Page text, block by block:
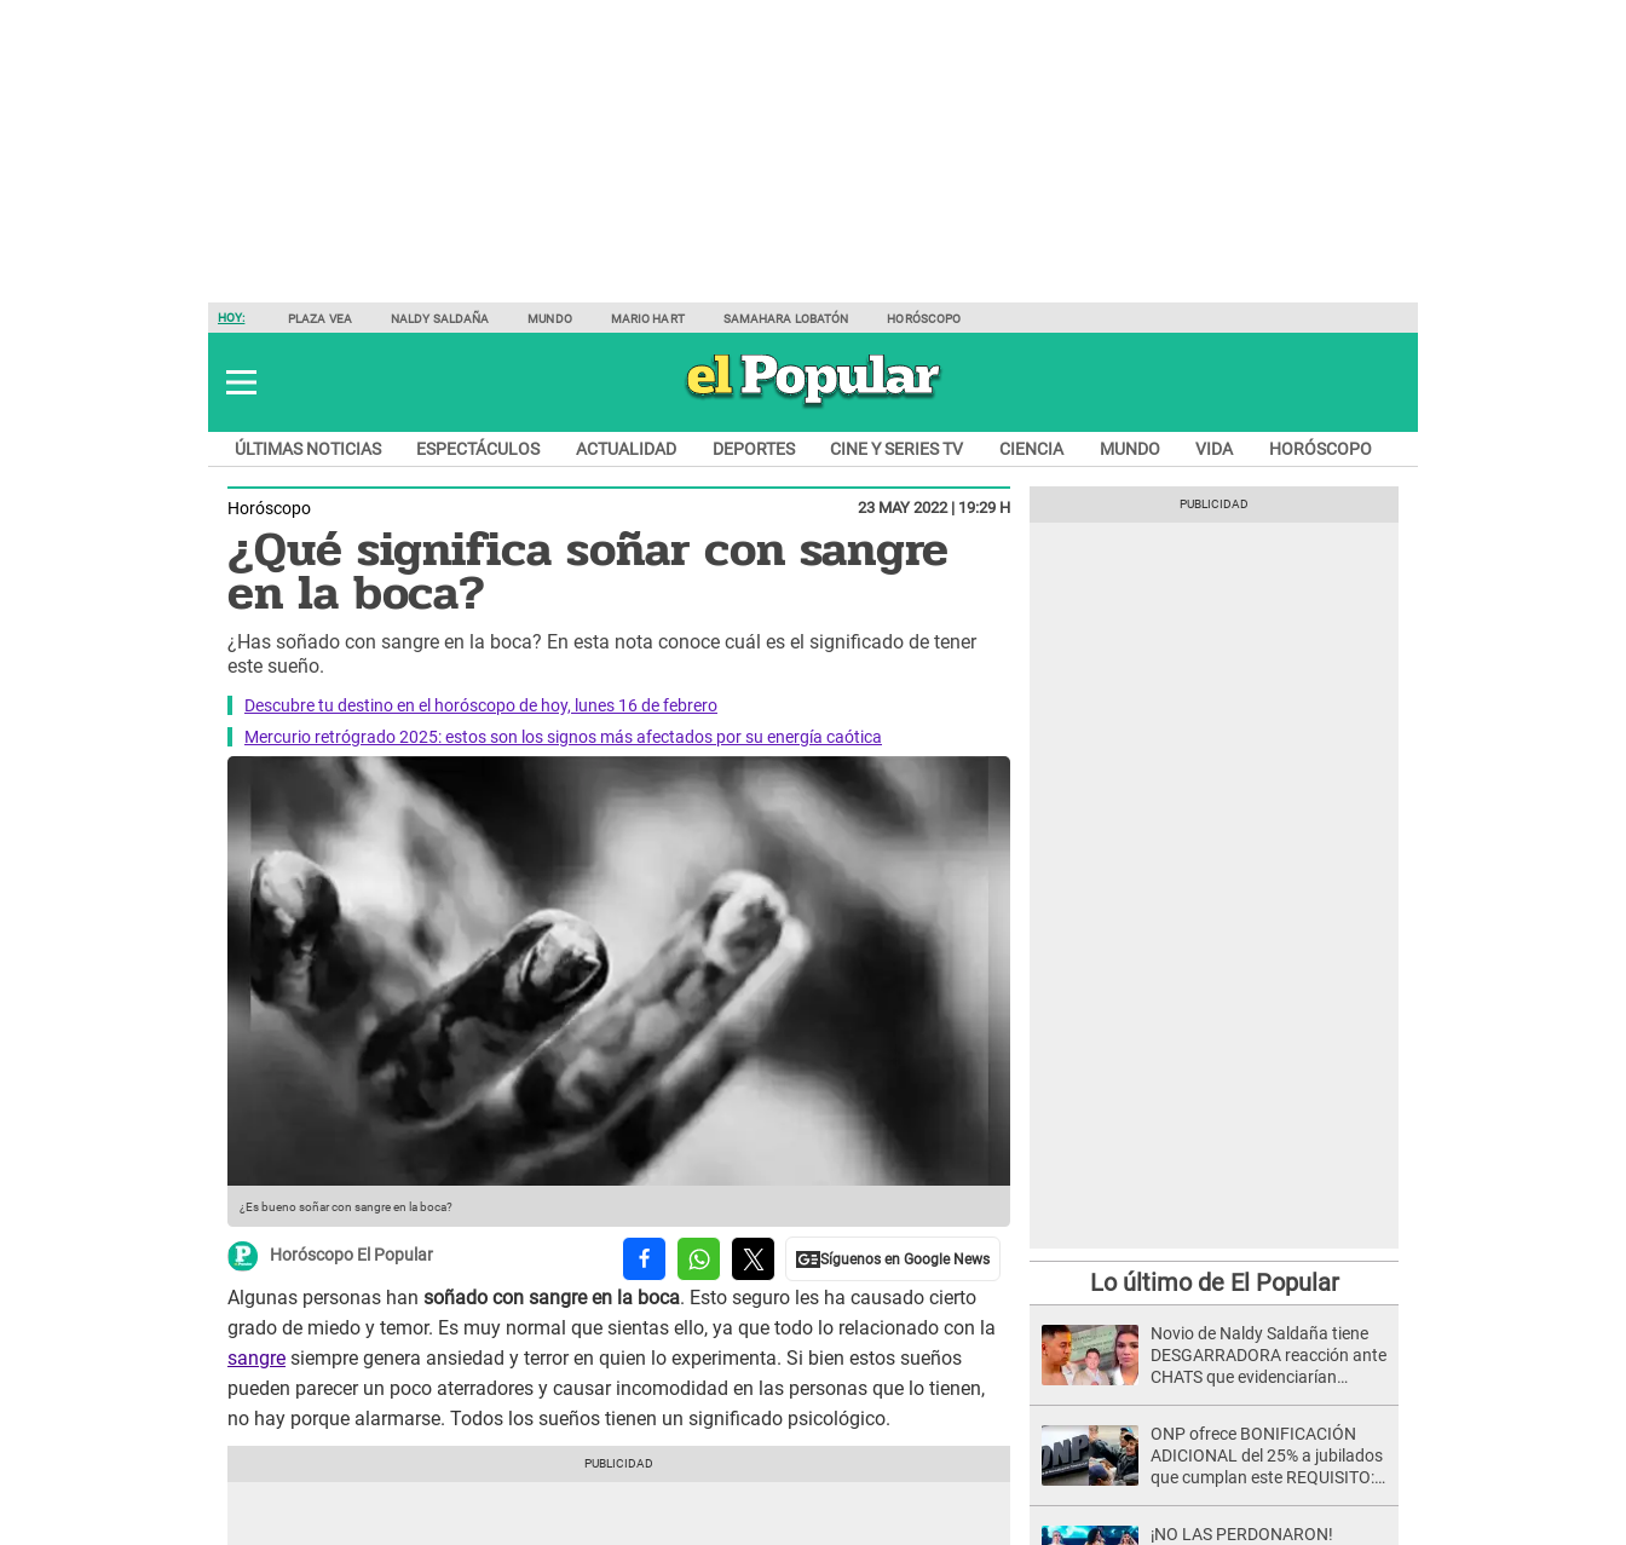
HOY: PLAZA VEA NALDY SALDAÑA MUNDO MARIO HART SAMAHARA LOBATÓN HORÓSCOPO
ÚLTIMAS NOTICIAS ESPECTÁCULOS ACTUALIDAD DEPORTES CINE Y SERIES TV CIENCIA MUNDO VIDA HORÓSCOPO
Horóscopo 23 MAY 2022 | 19:29 H
¿Qué significa soñar con sangre
en la boca?
¿Has soñado con sangre en la boca? En esta nota conoce cuál es el significado de tener
este sueño.
Descubre tu destino en el horóscopo de hoy, lunes 16 de febrero
Mercurio retrógrado 2025: estos son los signos más afectados por su energía caótica
¿Es bueno soñar con sangre en la boca?
Horóscopo El Popular
Algunas personas han soñado con sangre en la boca. Esto seguro les ha causado cierto
grado de miedo y temor. Es muy normal que sientas ello, ya que todo lo relacionado con la
sangre siempre genera ansiedad y terror en quien lo experimenta. Si bien estos sueños
pueden parecer un poco aterradores y causar incomodidad en las personas que lo tienen,
no hay porque alarmarse. Todos los sueños tienen un significado psicológico.
Lo último de El Popular
Novio de Naldy Saldaña tiene
DESGARRADORA reacción ante
CHATS que evidenciarían
ONP ofrece BONIFICACIÓN
ADICIONAL del 25% a jubilados
que cumplan este REQUISITO:
¡NO LAS PERDONARON!